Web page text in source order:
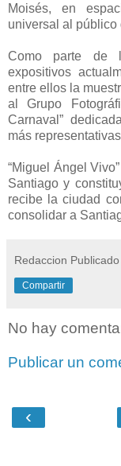
Moisés, en
universal al público
Como parte de
expositivos
entre ellos la
al Grupo
Carnaval”
más
“Miguel Ángel
Santiago y
recibe la ciudad
consolidar a
Redaccion
Compartir
No hay
Publicar un
‹